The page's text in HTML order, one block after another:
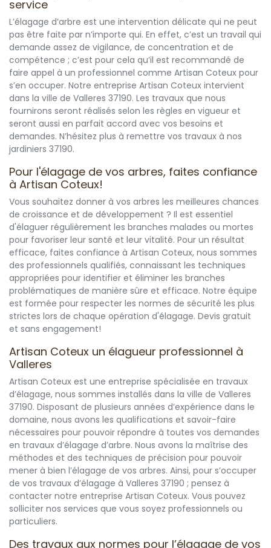
service
L’élagage d’arbre est une intervention délicate qui ne peut
pas être faite par n’importe qui. En effet, c’est un travail qui
demande assez de vigilance, de concentration et de
compétence ; c’est pour cela qu’il est recommandé de
faire appel à un professionnel comme Artisan Coteux pour
s’en occuper. Notre entreprise Artisan Coteux intervient
dans la ville de Valleres 37190. Les travaux que nous
fournirons seront réalisés selon les règles en vigueur et
seront aussi en parfait accord avec vos besoins et
demandes. N’hésitez plus à remettre vos travaux à nos
jardiniers 37190.
Pour l'élagage de vos arbres, faites confiance
à Artisan Coteux!
Vous souhaitez donner à vos arbres les meilleures chances
de croissance et de développement ? Il est essentiel
d'élaguer régulièrement les branches malades ou mortes
pour favoriser leur santé et leur vitalité. Pour un résultat
efficace, faites confiance à Artisan Coteux, nous sommes
des professionnels qualifiés, connaissant les techniques
appropriées pour identifier et éliminer les branches
problématiques de manière sûre et efficace. Notre équipe
est formée pour respecter les normes de sécurité les plus
strictes lors de chaque opération d'élagage. Devis gratuit
et sans engagement!
Artisan Coteux un élagueur professionnel à
Valleres
Artisan Coteux est une entreprise spécialisée en travaux
d’élagage, nous sommes installés dans la ville de Valleres
37190. Disposant de plusieurs années d’expérience dans le
domaine, nous avons les qualifications et savoir-faire
nécessaires pour pouvoir répondre à toutes vos demandes
en travaux d’élagage d’arbre. Nous avons la maîtrise des
méthodes et des techniques de précision pour pouvoir
mener à bien l’élagage de vos arbres. Ainsi, pour s’occuper
de vos travaux d’élagage à Valleres 37190 ; pensez à
contacter notre entreprise Artisan Coteux. Vous pouvez
solliciter nos services que vous soyez professionnels ou
particuliers.
Des travaux aux normes pour l’élagage de vos